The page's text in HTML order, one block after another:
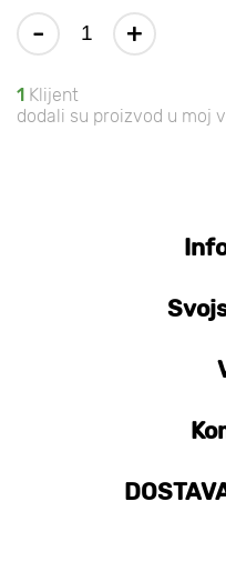
- +
1 Klijent
dodali su proizvod u moj